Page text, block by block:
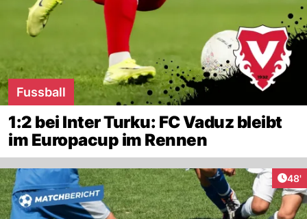
Fussball
1:2 bei Inter Turku: FC Vaduz bleibt
im Europacup im Rennen
48'